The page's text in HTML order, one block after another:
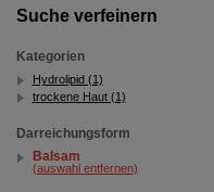
Suche verfeinern
Kategorien
Hydrolipid (1)
trockene Haut (1)
Darreichungsform
Balsam
(auswahl entfernen)